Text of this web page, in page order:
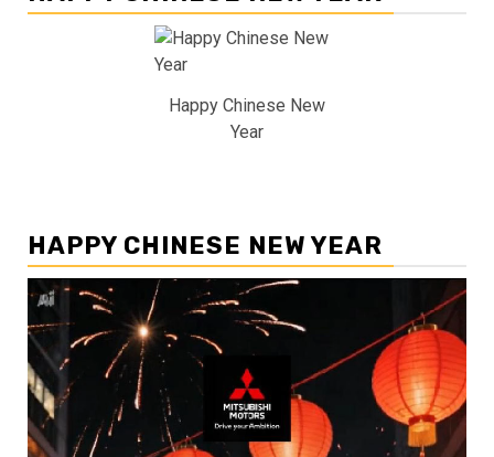
Happy Chinese New
Year
HAPPY CHINESE NEW YEAR